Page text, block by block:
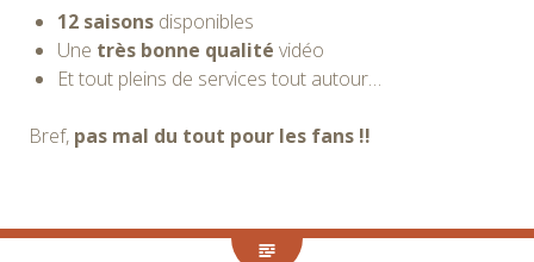
12 saisons disponibles
Une très bonne qualité vidéo
Et tout pleins de services tout autour…
Bref, pas mal du tout pour les fans !!